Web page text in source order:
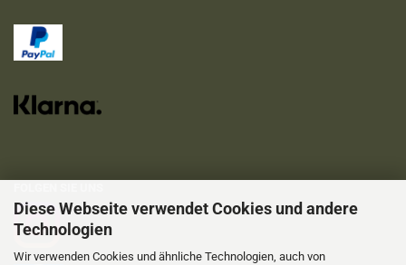
Diese Webseite verwendet Cookies und andere
Technologien
Wir verwenden Cookies und ähnliche Technologien, auch von